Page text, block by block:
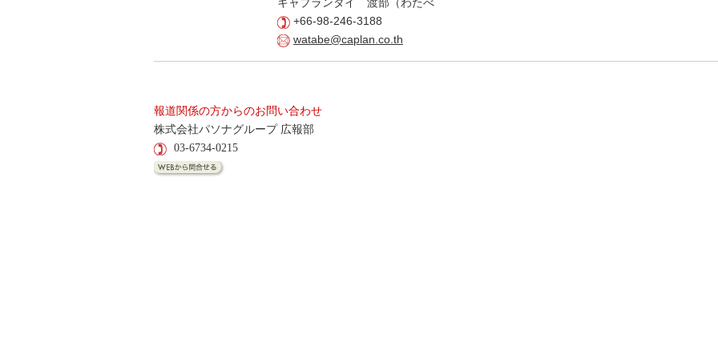
キャプランタイ 渡部（わたべ
+66-98-246-3188
watabe@caplan.co.th
報道関係の方からのお問い合わせ
株式会社パソナグループ 広報部
03-6734-0215